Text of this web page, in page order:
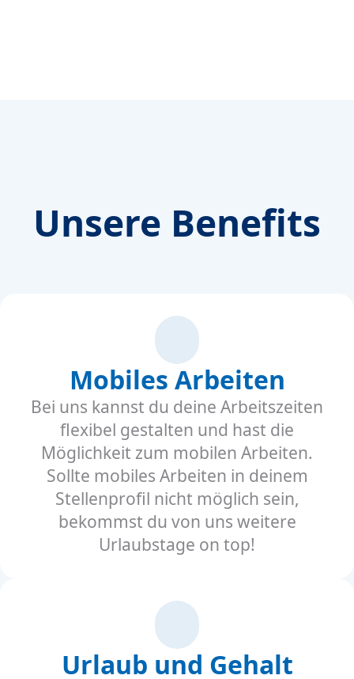
Unsere Benefits
Mobiles Arbeiten
Bei uns kannst du deine Arbeitszeiten
flexibel gestalten und hast die
Möglichkeit zum mobilen Arbeiten.
Sollte mobiles Arbeiten in deinem
Stellenprofil nicht möglich sein,
bekommst du von uns weitere
Urlaubstage on top!
Urlaub und Gehalt